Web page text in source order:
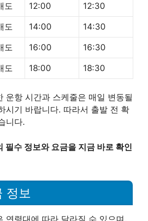
도 12:00 12:30
도 14:00 14:30
도 16:00 16:30
도 18:00 18:30
운항 시간과 스케줄은 매일 변동될
시기 바랍니다. 따라서 출발 전 확
니다.
필수 정보와 요금을 지금 바로 확인
정보
연령대에 따라 달라질 수 있으며,